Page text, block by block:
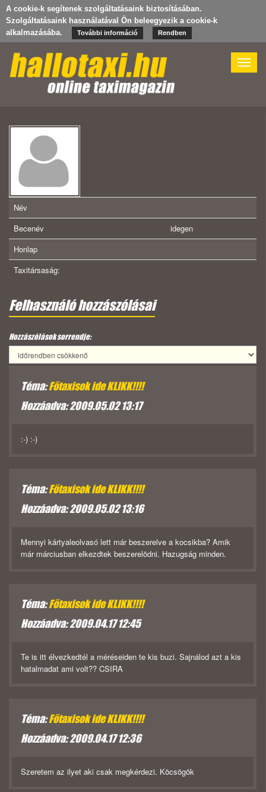
A cookie-k segítenek szolgáltatásaink biztosításában.
Szolgáltatásaink használatával Ön beleegyezik a cookie-k
alkalmazásába.
További információ Rendben
Toggle
Név
Becenév
idegen
Honlap
Taxitársaság:
Felhasználó hozzászólásai
Hozzászólások sorrendje:
Téma:Főtaxisok ide KLIKK!!!!
Hozzáadva: 2009.05.02 13:17
:-) :-)
Téma:Főtaxisok ide KLIKK!!!!
Hozzáadva: 2009.05.02 13:16
Mennyi kártyaleolvasó lett már beszerelve a kocsikba? Amik
már márciusban elkezdtek beszerelödni. Hazugság minden.
Téma:Főtaxisok ide KLIKK!!!!
Hozzáadva: 2009.04.17 12:45
Te is itt élvezkedtél a méréseiden te kis buzi. Sajnálod azt a kis
hatalmadat ami volt?? CSIRA
Téma:Főtaxisok ide KLIKK!!!!
Hozzáadva: 2009.04.17 12:36
Szeretem az ilyet aki csak megkérdezi. Köcsögök